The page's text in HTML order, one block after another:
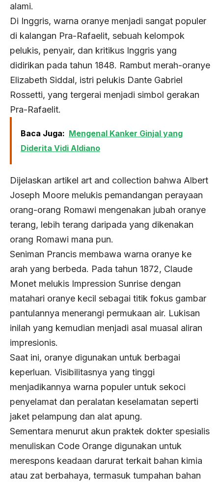
alami.
Di Inggris, warna oranye menjadi sangat populer
di kalangan Pra-Rafaelit, sebuah kelompok
pelukis, penyair, dan kritikus Inggris yang
didirikan pada tahun 1848. Rambut merah-oranye
Elizabeth Siddal, istri pelukis Dante Gabriel
Rossetti, yang tergerai menjadi simbol gerakan
Pra-Rafaelit.
Baca Juga: Mengenal Kanker Ginjal yang
Diderita Vidi Aldiano
Dijelaskan artikel art and collection bahwa Albert
Joseph Moore melukis pemandangan perayaan
orang-orang Romawi mengenakan jubah oranye
terang, lebih terang daripada yang dikenakan
orang Romawi mana pun.
Seniman Prancis membawa warna oranye ke
arah yang berbeda. Pada tahun 1872, Claude
Monet melukis Impression Sunrise dengan
matahari oranye kecil sebagai titik fokus gambar
pantulannya menerangi permukaan air. Lukisan
inilah yang kemudian menjadi asal muasal aliran
impresionis.
Saat ini, oranye digunakan untuk berbagai
keperluan. Visibilitasnya yang tinggi
menjadikannya warna populer untuk sekoci
penyelamat dan peralatan keselamatan seperti
jaket pelampung dan alat apung.
Sementara menurut akun praktek dokter spesialis
menuliskan Code Orange digunakan untuk
merespons keadaan darurat terkait bahan kimia
atau zat berbahaya, termasuk tumpahan bahan